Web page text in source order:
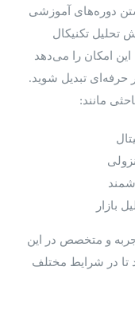
دوره‌های آموزشی
تحلیل تکنیکال
امکان را می‌دهد
حرفه‌ای تبدیل شوید.
مانند:
بازار
و متخصص در این
تا در شرایط مختلف